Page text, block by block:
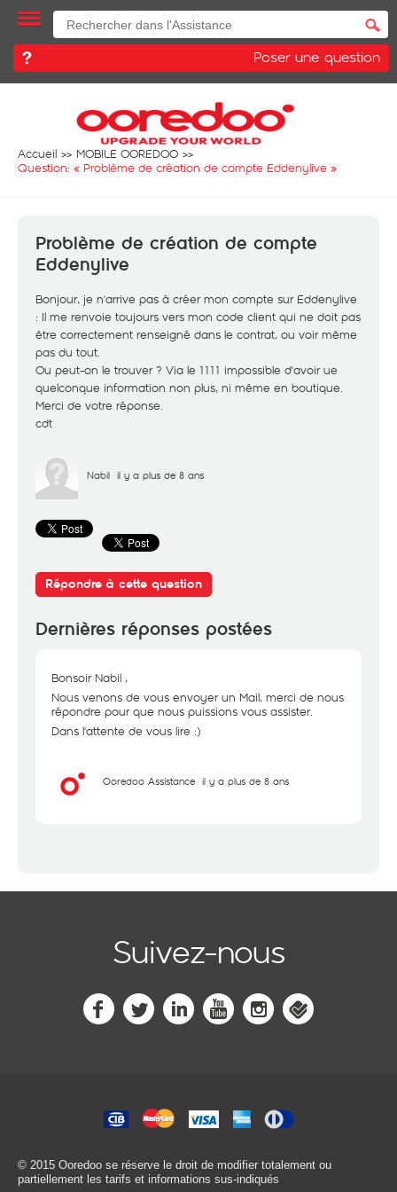
Poser une question
Accueil
MOBILE OOREDOO
Question: « Problème de création de compte Eddenylive »
Problème de création de compte
Eddenylive
Bonjour, je n'arrive pas à créer mon compte sur Eddenylive
: Il me renvoie toujours vers mon code client qui ne doit pas
être correctement renseigné dans le contrat, ou voir même
pas du tout.
Ou peut-on le trouver ? Via le 1111 impossible d'avoir ue
quelconque information non plus, ni même en boutique.
Merci de votre réponse.
cdt
Nabil il y a plus de 8 ans
Répondre à cette question
Dernières réponses postées
Bonsoir Nabil ,
Nous venons de vous envoyer un Mail, merci de nous
répondre pour que nous puissions vous assister.
Dans l'attente de vous lire :)
Ooredoo Assistance il y a plus de 8 ans
Suivez-nous
© 2015 Ooredoo se réserve le droit de modifier totalement ou
partiellement les tarifs et informations sus-indiqués